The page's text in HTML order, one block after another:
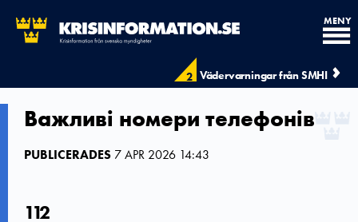
2 Vädervarningar från SMHI
MENY
Важливі номери телефонів
PUBLICERADES 7 APR 2026 14:43
112